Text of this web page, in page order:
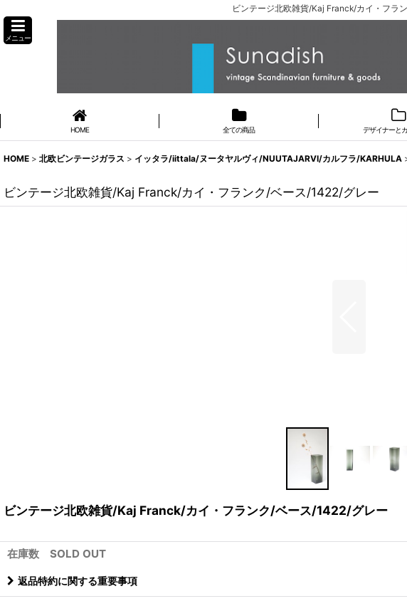
ビンテージ北欧雑貨/Kaj Franck/カイ・フラ
メニュー
HOME 全ての商品 デザイナーと
HOME > 北欧ビンテージガラス > イッタラ/iittala/ヌータヤルヴィ/NUUTAJARVI/カルフラ/KARHULA
ビンテージ北欧雑貨/Kaj Franck/カイ・フランク/ベース/1422/グレー
ビンテージ北欧雑貨/Kaj Franck/カイ・フランク/ベース/1422/グレー
在庫数 SOLD OUT
返品特約に関する重要事項